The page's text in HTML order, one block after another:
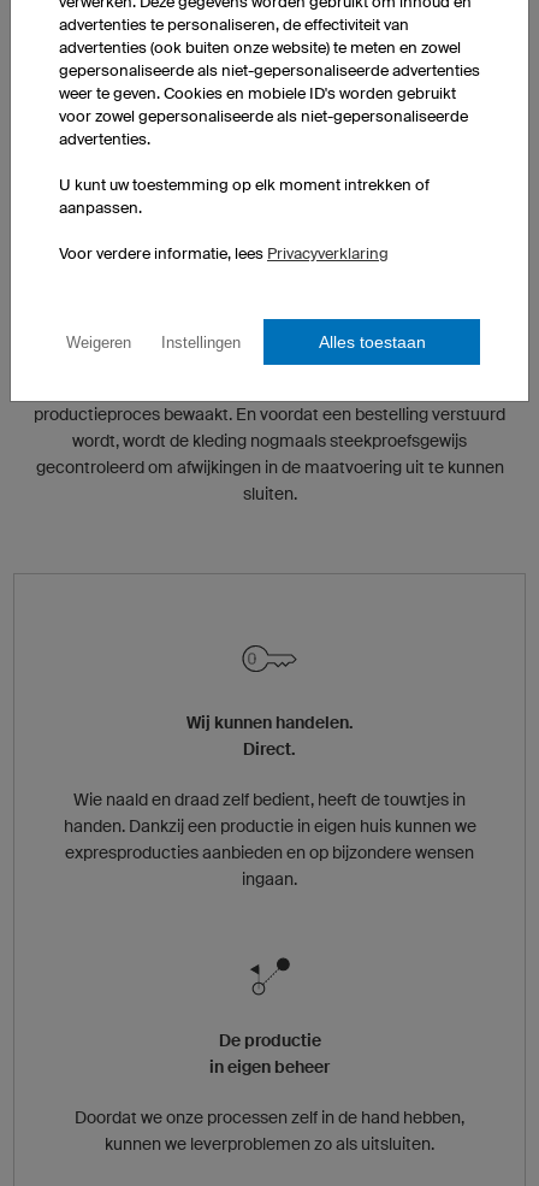
GECONTROLEERDE KWALITEIT
productieproces bewaakt. En voordat een bestelling verstuurd
wordt, wordt de kleding nogmaals steekproefsgewijs
gecontroleerd om afwijkingen in de maatvoering uit te kunnen
sluiten.
Wij kunnen handelen.
Direct.
Wie naald en draad zelf bedient, heeft de touwtjes in
handen. Dankzij een productie in eigen huis kunnen we
expresproducties aanbieden en op bijzondere wensen
ingaan.
De productie
in eigen beheer
Doordat we onze processen zelf in de hand hebben,
kunnen we leverproblemen zo als uitsluiten.
advertenties te personaliseren, de effectiviteit van
advertenties (ook buiten onze website) te meten en zowel
gepersonaliseerde als niet-gepersonaliseerde advertenties
weer te geven. Cookies en mobiele ID's worden gebruikt
voor zowel gepersonaliseerde als niet-gepersonaliseerde
advertenties.
U kunt uw toestemming op elk moment intrekken of
aanpassen.
Voor verdere informatie, lees Privacyverklaring
Weigeren Instellingen Alles toestaan